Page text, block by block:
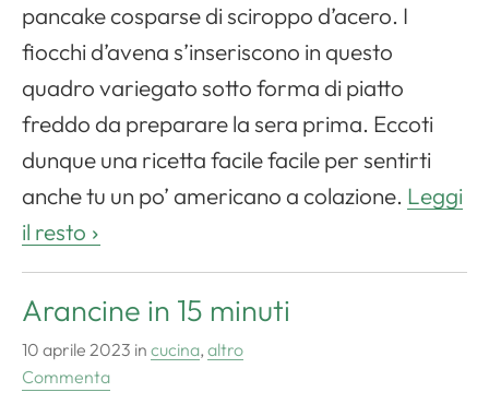
pancake cosparse di sciroppo d’acero. I
fiocchi d’avena s’inseriscono in questo
quadro variegato sotto forma di piatto
freddo da preparare la sera prima. Eccoti
dunque una ricetta facile facile per sentirti
anche tu un po’ americano a colazione. Leggi
il resto
Arancine in 15 minuti
10 aprile 2023 in cucina, altro
Commenta